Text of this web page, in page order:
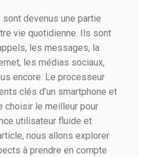
devenus une partie
vie quotidienne. Ils sont
les messages, la
les médias sociaux,
encore. Le processeur
clés d’un smartphone et
choisir le meilleur pour
utilisateur fluide et
nous allons explorer
à prendre en compte